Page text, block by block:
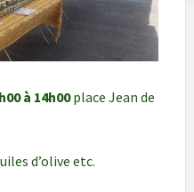
à 14h00place Jean de
d’olive etc.